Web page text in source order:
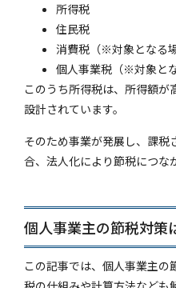
所得税
住民税
消費税（※対象となる場
個人事業税（※対象とな
このうち所得税は、所得額が
設計されています。
そのため事業が発展し、課税
合、法人化により節税につな
個人事業主の節税対策
この記事では、個人事業主